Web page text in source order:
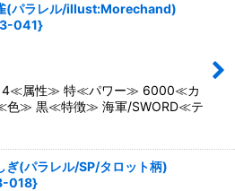
(パラレル/illust:Morechand)
041}
属性≫ 特≪パワー≫ 6000≪カ
色≫ 黒≪特徴≫ 海軍/SWORD≪テ
ぎ(パラレル/SP/タロット柄)
018}